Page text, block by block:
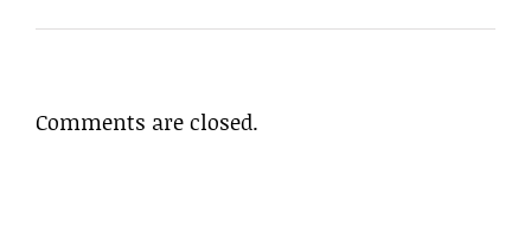
Comments are closed.